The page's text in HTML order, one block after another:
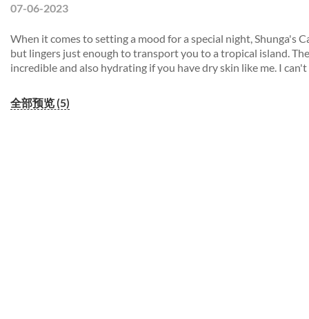
07-06-2023
When it comes to setting a mood for a special night, Shunga's
but lingers just enough to transport you to a tropical island.
incredible and also hydrating if you have dry skin like me. I
全部预览 (5)